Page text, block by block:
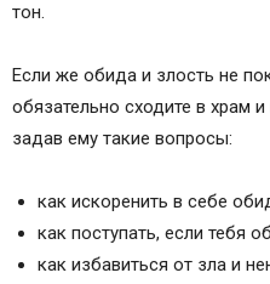
тон.
Если же обида и злость не
обязательно сходите в храм
задав ему такие вопросы:
как искоренить в себе
как поступать, если тебя
как избавиться от зла и